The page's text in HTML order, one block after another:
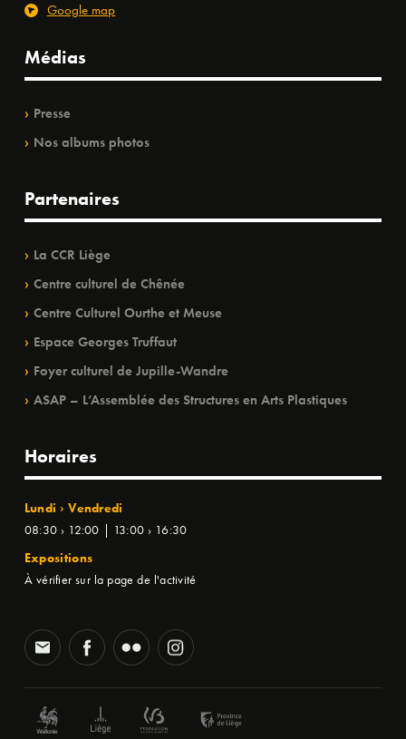
Google map
Médias
Presse
Nos albums photos
Partenaires
La CCR Liège
Centre culturel de Chênée
Centre Culturel Ourthe et Meuse
Espace Georges Truffaut
Foyer culturel de Jupille-Wandre
ASAP – L’Assemblée des Structures en Arts Plastiques
Horaires
Lundi › Vendredi
08:30 › 12:00 | 13:00 › 16:30
Expositions
À vérifier sur la page de l'activité